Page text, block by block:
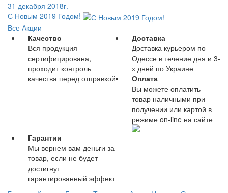
31 декабря 2018г.
С Новым 2019 Годом!
Все Акции
Качество
Вся продукция
сертифицирована,
проходит контроль
качества перед отправкой
Доставка
Доставка курьером по
Одессе в течение дня и 3-
х дней по Украине
Оплата
Вы можете оплатить
товар наличными при
получении или картой в
режиме on-line на сайте
Гарантии
Мы вернем вам деньги за
товар, если не будет
достигнут
гарантированный эффект